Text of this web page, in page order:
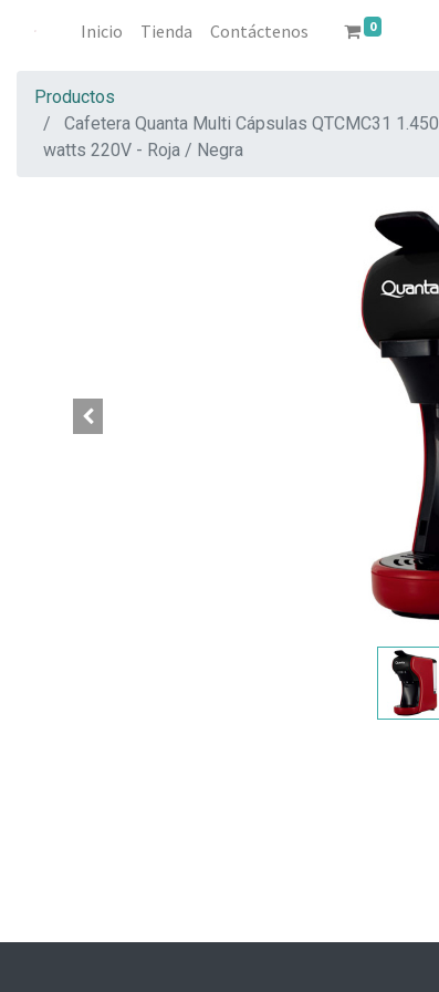
Inicio Tienda Contáctenos 0
Productos
Cafetera Quanta Multi Cápsulas QTCMC31 1.450
watts 220V - Roja / Negra